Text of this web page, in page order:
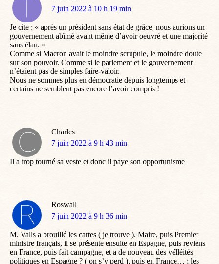
dit
7 juin 2022 à 10 h 19 min
Je cite : « après un président sans état de grâce, nous aurions un
gouvernement abîmé avant même d’avoir oeuvré et une majorité
sans élan. »
Comme si Macron avait le moindre scrupule, le moindre doute
sur son pouvoir. Comme si le parlement et le gouvernement
n’étaient pas de simples faire-valoir.
Nous ne sommes plus en démocratie depuis longtemps et
certains ne semblent pas encore l’avoir compris !
Charles
dit
7 juin 2022 à 9 h 43 min
Il a trop tourné sa veste et donc il paye son opportunisme
Roswall
dit
7 juin 2022 à 9 h 36 min
M. Valls a brouillé les cartes ( je trouve ). Maire, puis Premier
ministre français, il se présente ensuite en Espagne, puis reviens
en France, puis fait campagne, et a de nouveau des vélléités
politiques en Espagne ? ( on s’y perd ), puis en France… ; les